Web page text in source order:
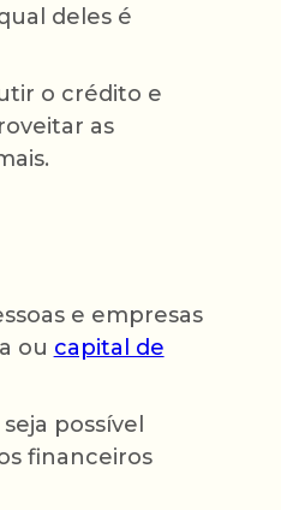
deles é
o crédito e
as
e empresas
ou capital de
possível
financeiros